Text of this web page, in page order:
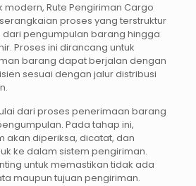
modern, Rute Pengiriman Cargo
proses yang terstruktur
dari pengumpulan barang hingga
Proses ini dirancang untuk
barang dapat berjalan dengan
sesuai dengan jalur distribusi
dari proses penerimaan barang
Pada tahap ini,
akan diperiksa, dicatat, dan
ke dalam sistem pengiriman.
untuk memastikan tidak ada
maupun tujuan pengiriman.